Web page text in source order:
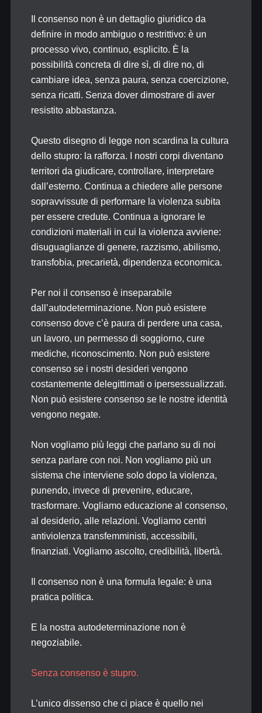
Il consenso non è un dettaglio giuridico da
definire in modo ambiguo o restrittivo: è un
processo vivo, continuo, esplicito. È la
possibilità concreta di dire sì, di dire no, di
cambiare idea, senza paura, senza coercizione,
senza ricatti. Senza dover dimostrare di aver
resistito abbastanza.
Questo disegno di legge non scardina la cultura
dello stupro: la rafforza. I nostri corpi diventano
territori da giudicare, controllare, interpretare
dall’esterno. Continua a chiedere alle persone
sopravvissute di performare la violenza subita
per essere credute. Continua a ignorare le
condizioni materiali in cui la violenza avviene:
disuguaglianze di genere, razzismo, abilismo,
transfobia, precarietà, dipendenza economica.
Per noi il consenso è inseparabile
dall’autodeterminazione. Non può esistere
consenso dove c’è paura di perdere una casa,
un lavoro, un permesso di soggiorno, cure
mediche, riconoscimento. Non può esistere
consenso se i nostri desideri vengono
costantemente delegittimati o ipersessualizzati.
Non può esistere consenso se le nostre identità
vengono negate.
Non vogliamo più leggi che parlano su di noi
senza parlare con noi. Non vogliamo più un
sistema che interviene solo dopo la violenza,
punendo, invece di prevenire, educare,
trasformare. Vogliamo educazione al consenso,
al desiderio, alle relazioni. Vogliamo centri
antiviolenza transfemministi, accessibili,
finanziati. Vogliamo ascolto, credibilità, libertà.
Il consenso non è una formula legale: è una
pratica politica.
E la nostra autodeterminazione non è
negoziabile.
Senza consenso è stupro.
L’unico dissenso che ci piace è quello nei